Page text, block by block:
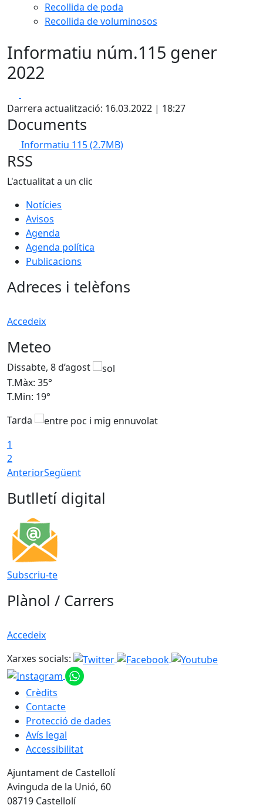
Recollida de poda
Recollida de voluminosos
Informatiu núm.115 gener
2022
Darrera actualització: 16.03.2022 | 18:27
Documents
Informatiu 115(2.7MB)
RSS
L'actualitat a un clic
Notícies
Avisos
Agenda
Agenda política
Publicacions
Adreces i telèfons
Accedeix
Meteo
Dissabte, 8 d’agost
T.Màx: 35°
T.Min: 19°
Tarda
1
2
AnteriorSegüent
Butlletí digital
Subscriu-te
Plànol / Carrers
Accedeix
Xarxes socials:
Crèdits
Contacte
Protecció de dades
Avís legal
Accessibilitat
Ajuntament de Castellolí
Avinguda de la Unió, 60
08719 Castellolí